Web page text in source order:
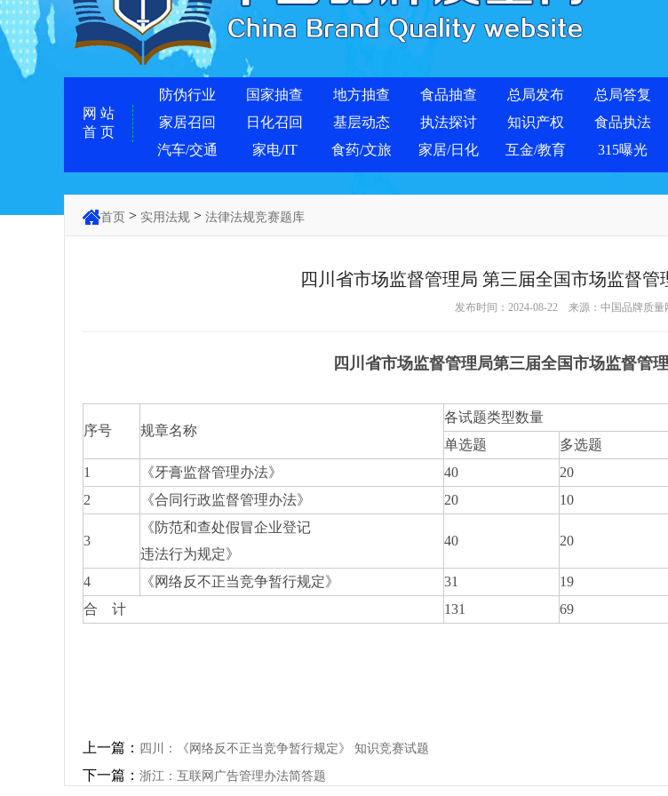
网 站
首 页
防伪行业 国家抽查 地方抽查 食品抽查 总局发布 总局答复
家居召回
日化召回 基层动态 执法探讨 知识产权 食品执法
汽车/交通
家电/IT 食药/文旅 家居/日化 互金/教育 315曝光
首页 > 实用法规 > 法律法规竞赛题库
四川省市场监督管理局 第三届全国市场监督
发布时间：2024-08-22 来源： 中国品牌质量
四川省市场监督管理局第三届全国市场监督管
序号 规章名称
各试题类型数量
单选题
多选题
1
《牙膏监督管理办法》 40 20
2
《合同行政监督管理办法》 20 10
3
《防范和查处假冒企业登记
违法行为规定》
40 20
4 《网络反不正当竞争暂行规定》 31 19
合 计
131 69
上一篇： 四川：《网络反不正当竞争暂行规定》 知识竞赛试题
下一篇： 浙江：互联网广告管理办法简答题